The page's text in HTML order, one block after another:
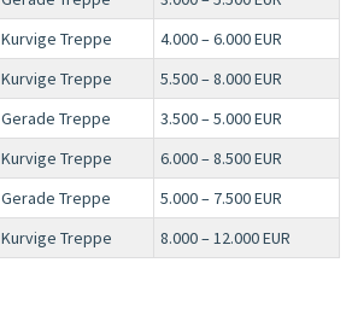
Kurvige Treppe
4.000 – 6.000 EUR
Kurvige Treppe
5.500 – 8.000 EUR
Gerade Treppe
3.500 – 5.000 EUR
Kurvige Treppe
6.000 – 8.500 EUR
Gerade Treppe
5.000 – 7.500 EUR
Kurvige Treppe 8.000 – 12.000 EUR